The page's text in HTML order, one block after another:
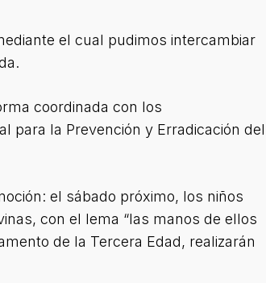
el cual pudimos intercambiar
coordinada con los
para la Prevención y Erradicación del
el sábado próximo, los niños
con el lema “las manos de ellos
de la Tercera Edad, realizarán